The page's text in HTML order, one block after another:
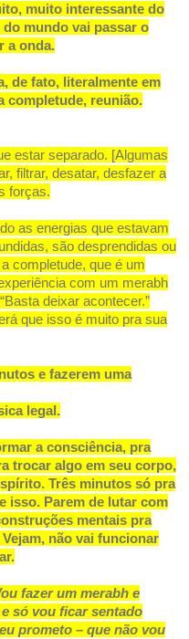
muito interessante do
do mundo vai passar o
a onda.
de fato, literalmente em
completude, reunião.
estar separado. [Algumas
filtrar, desatar, desfazer a
forças.
as energias que estavam
são desprendidas ou
completude, que é um
com um merabh
deixar acontecer.”
que isso é muito pra sua
e fazerem uma
legal.
a consciência, pra
trocar algo em seu corpo,
Três minutos só pra
isso. Parem de lutar com
mentais pra
não vai funcionar
fazer um merabh e
só vou ficar sentado
prometo – que não vou